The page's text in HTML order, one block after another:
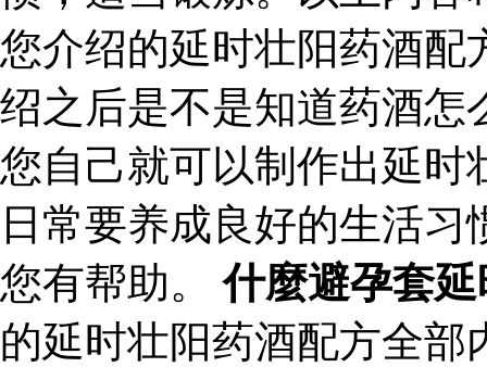
您介绍的延时壮阳药酒配
绍之后是不是知道药酒怎
您自己就可以制作出延时
日常要养成良好的生活
您有帮助。什麼避孕套
的延时壮阳药酒配方全